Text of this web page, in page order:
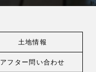
土地情報
アフター問い合わせ